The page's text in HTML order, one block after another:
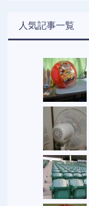
人気記事一覧